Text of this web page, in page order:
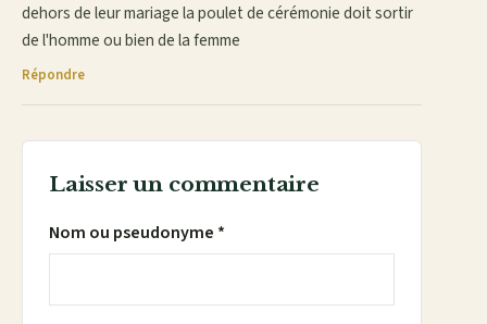
dehors de leur mariage la poulet de cérémonie doit sortir
de l'homme ou bien de la femme
Répondre
Laisser un commentaire
Nom ou pseudonyme *